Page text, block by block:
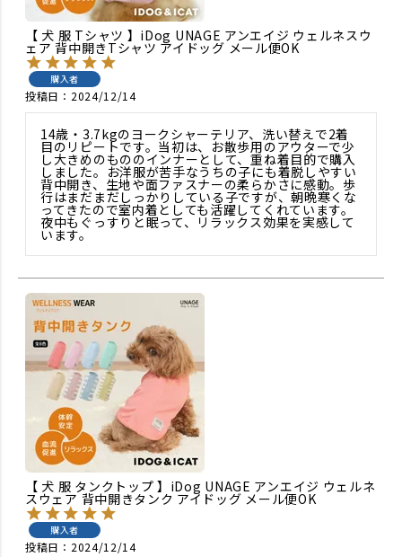
【 犬 服 Tシャツ 】iDog UNAGE アンエイジ ウェルネスウ
ェア 背中開きTシャツ アイドッグ メール便OK
購入者
投稿日 2024/12/14
14歳・3.7kgのヨークシャーテリア、洗い替えで2着
目のリピートです。当初は、お散歩用のアウターで少
し大きめのもののインナーとして、重ね着目的で購入
しました。お洋服が苦手なうちの子にも着脱しやすい
背中開き、生地や面ファスナーの柔らかさに感動。歩
行はまだまだしっかりしている子ですが、朝晩寒くな
ってきたので室内着としても活躍してくれています。
夜中もぐっすりと眠って、リラックス効果を実感して
います。
【 犬 服 タンクトップ 】iDog UNAGE アンエイジ ウェルネ
スウェア 背中開きタンク アイドッグ メール便OK
購入者
投稿日 2024/12/14